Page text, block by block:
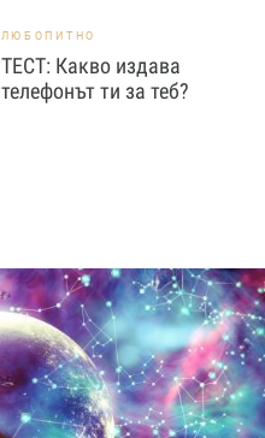
ЛЮБОПИТНО
ТЕСТ: Какво издава
телефонът ти за теб?